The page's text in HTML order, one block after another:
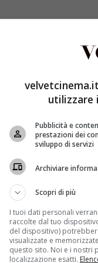
rose di Evaha
sia successo che
di nomeEva, come
Edoardo
le porta in
Aurora pensa sia
preso la bambina
dentro una chiesa.
utilizzare
Pubblicità e
prestazioni dei
sviluppo di servizi
Archiviare
Scopri di più
I tuoi dati personali
raccolte dal tuo
del dispositivo)
visualizzate e
questo sito. Noi e i nostri
localizzazione esatti.